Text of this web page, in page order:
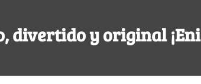
divertido y original